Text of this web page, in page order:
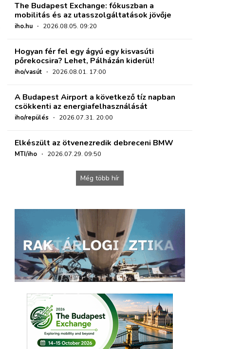
The Budapest Exchange: fókuszban a
mobilitás és az utasszolgáltatások jövője
iho.hu · 2026.08.05. 09:20
Hogyan fér fel egy ágyú egy kisvasúti
pőrekocsira? Lehet, Pálházán kiderül!
iho/vasút · 2026.08.01. 17:00
A Budapest Airport a következő tíz napban
csökkenti az energiafelhasználását
iho/repülés · 2026.07.31. 20:00
Elkészült az ötvenezredik debreceni BMW
MTI/iho · 2026.07.29. 09:50
Még több hír